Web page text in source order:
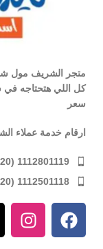
متجر الشريف مول
كل اللي هتحتاجه
سعر
ارقام خدمة عملاء
1112801119
1112501118